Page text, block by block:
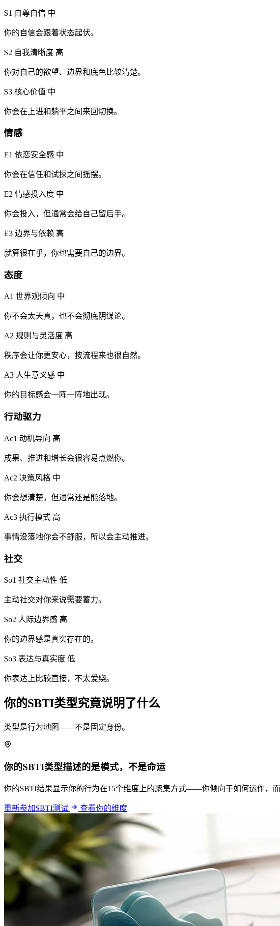
S1 自尊自信 中
你的自信会跟着状态起伏。
S2 自我清晰度 高
你对自己的欲望、边界和底色比较清楚。
S3 核心价值 中
你会在上进和躺平之间来回切换。
情感
E1 依恋安全感 中
你会在信任和试探之间摇摆。
E2 情感投入度 中
你会投入，但通常会给自己留后手。
E3 边界与依赖 高
就算很在乎，你也需要自己的边界。
态度
A1 世界观倾向 中
你不会太天真，也不会彻底阴谋论。
A2 规则与灵活度 高
秩序会让你更安心，按流程来也很自然。
A3 人生意义感 中
你的目标感会一阵一阵地出现。
行动驱力
Ac1 动机导向 高
成果、推进和增长会很容易点燃你。
Ac2 决策风格 中
你会想清楚，但通常还是能落地。
Ac3 执行模式 高
事情没落地你会不舒服，所以会主动推进。
社交
So1 社交主动性 低
主动社交对你来说需要蓄力。
So2 人际边界感 高
你的边界感是真实存在的。
So3 表达与真实度 低
你表达上比较直接，不太爱绕。
你的SBTI类型究竟说明了什么
类型是行为地图——不是固定身份。
你的SBTI类型描述的是模式，不是命运
你的SBTI结果显示你的行为在15个维度上的聚集方式——你倾向于如何运作，
重新参加SBTI测试 查看你的维度